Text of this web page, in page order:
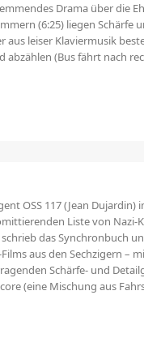
Drama über die
(6:25) liegen Schärfe
aus leiser Klaviermusik
(Bus fährt nach
OSS 117 (Jean Dujardin)
Liste von Nazi-
das Synchronbuch
aus den Sechzigern –
Schärfe- und
(eine Mischung aus